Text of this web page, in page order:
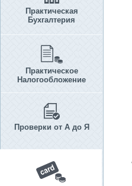
Практическая
Бухгалтерия
Практическое
Налогообложение
Проверки от А до Я